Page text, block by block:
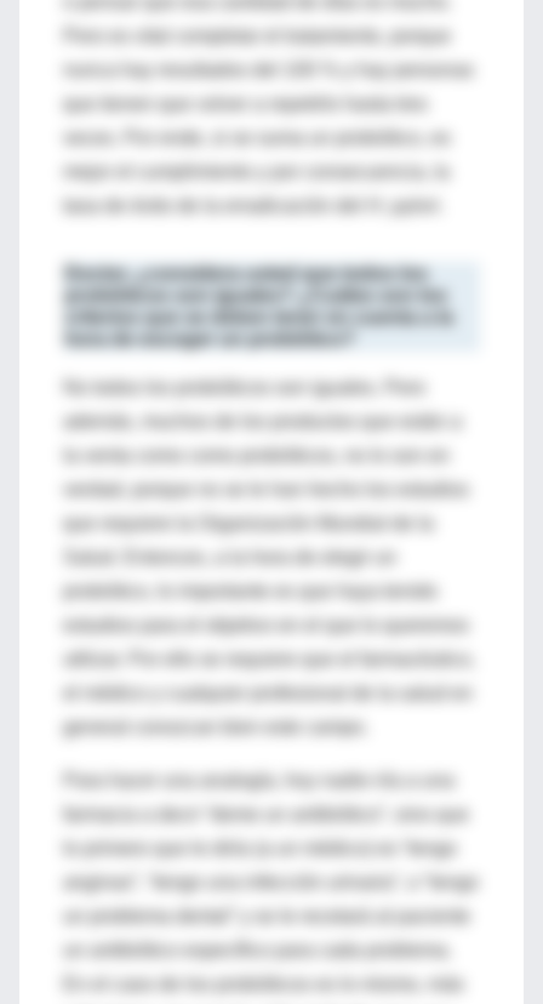
Pero es vital completar el tratamiento, porque
Doctor, ¿considera usted que todos los
probióticos son iguales? ¿Cuáles son los
No todos los probióticos son iguales. Pero
verdad, porque no se le han hecho los estudios
que requiere la Organización Mundial de la
Salud. Entonces, a la hora de elegir un
probiótico, lo importante es que haya tenido
utilizar. Por ello se requiere que el farmacéutico,
general conozcan bien este campo.
Para hacer una analogía, hoy nadie iría a una
lo primero que le diría (a un médico) es “tengo
anginas”, “tengo una infección urinaria”, o “tengo